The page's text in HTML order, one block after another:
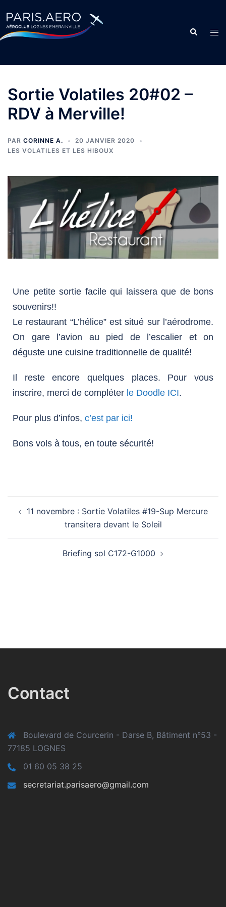
Sortie Volatiles 20#02 –
RDV à Merville!
PAR CORINNE A.
20 JANVIER 2020
LES VOLATILES ET LES HIBOUX
Une petite sortie facile qui laissera que de bons
souvenirs!!
Le restaurant “L’hélice” est situé sur l’aérodrome.
On gare l’avion au pied de l’escalier et on
déguste une cuisine traditionnelle de qualité!
Il reste encore quelques places. Pour vous
inscrire, merci de compléter le Doodle ICI.
Pour plus d’infos, c’est par ici!
Bons vols à tous, en toute sécurité!
11 novembre : Sortie Volatiles #19-Sup Mercure
transitera devant le Soleil
Briefing sol C172-G1000
Contact
Boulevard de Courcerin - Darse B, Bâtiment n°53 -
77185 LOGNES
01 60 05 38 25
secretariat.parisaero@gmail.com